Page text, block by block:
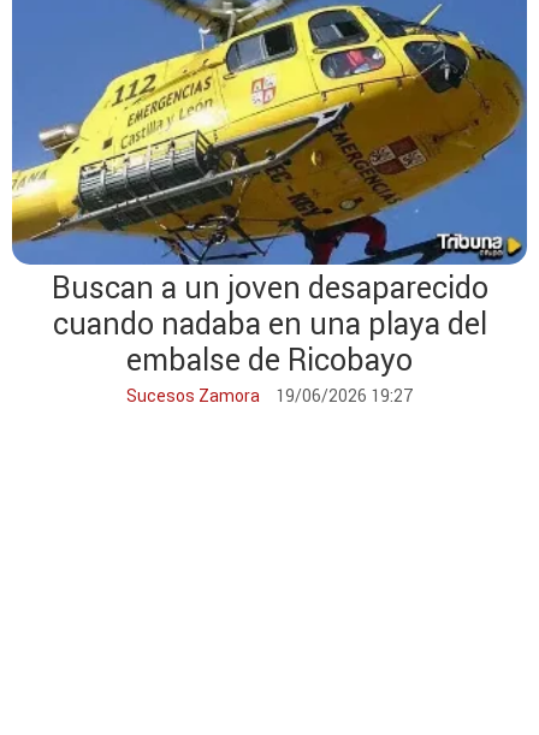
Buscan a un joven desaparecido
cuando nadaba en una playa del
embalse de Ricobayo
Sucesos Zamora 19/06/2026 19:27